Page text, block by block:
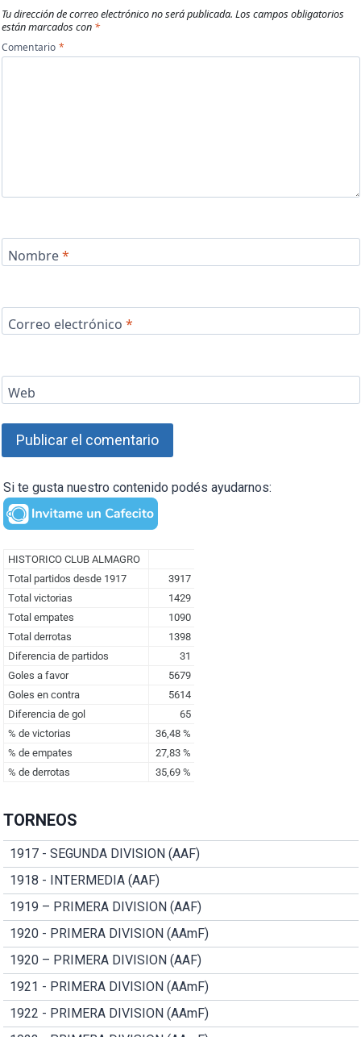
Tu dirección de correo electrónico no será publicada. Los campos obligatorios
están marcados con *
Comentario *
Nombre*
Correo electrónico *
Web
Si te gusta nuestro contenido podés ayudarnos:
TORNEOS
1917 - SEGUNDA DIVISION (AAF)
1918 - INTERMEDIA (AAF)
1919 – PRIMERA DIVISION (AAF)
1920 - PRIMERA DIVISION (AAmF)
1920 – PRIMERA DIVISION (AAF)
1921 - PRIMERA DIVISION (AAmF)
1922 - PRIMERA DIVISION (AAmF)